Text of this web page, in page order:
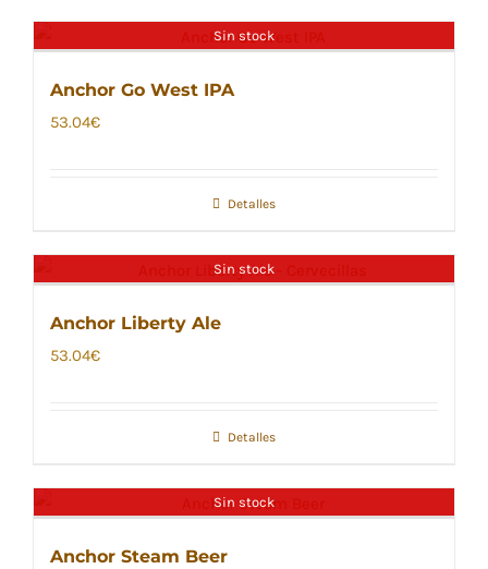
Sin stock
Anchor Go West IPA
53.04€
Detalles
Sin stock
Anchor Liberty Ale
53.04€
Detalles
Sin stock
Anchor Steam Beer